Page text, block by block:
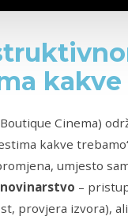
Cinema)
kakve
umjesto
–
provjera izvora),